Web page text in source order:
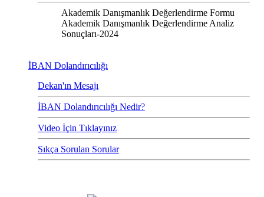
Akademik Danışmanlık Değerlendirme Formu
Akademik Danışmanlık Değerlendirme Analiz
Sonuçları-2024
İBAN Dolandırıcılığı
Dekan'ın Mesajı
İBAN Dolandırıcılığı Nedir?
Video İçin Tıklayınız
Sıkça Sorulan Sorular